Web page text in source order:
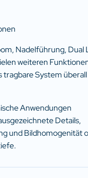
Nadelführung, Dual
weiteren
tragbare System
Anwendungen
Details,
und Bildhomogenität